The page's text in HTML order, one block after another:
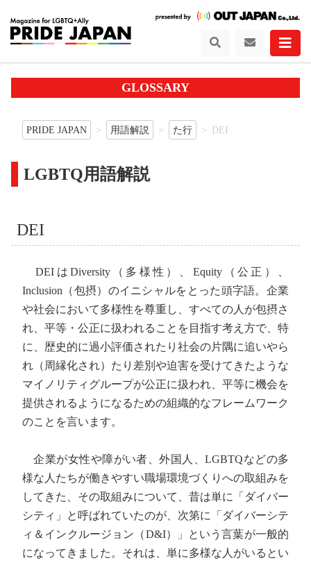
GLOSSARY
PRIDE JAPAN 用語解説 た行 DEI
LGBTQ用語解説
DEI
DEIはDiversity（多様性）、Equity（公正）、
Inclusion（包摂）のイニシャルをとった頭字語。企業
や社会において多様性を尊重し、すべての人が包摂さ
れ、平等・公正に扱われることを目指す考え方で、特
に、歴史的に過小評価されたり社会の片隅に追いやら
れ（周縁化され）たり差別や迫害を受けてきたような
マイノリティグループが公正に扱われ、平等に機会を
提供されるようになるための組織的なフレームワーク
のことを言います。
企業が女性や障がい者、外国人、LGBTQなどの多
様な人たちが働きやすい職場環境づくりへの取組みを
してきた、その取組みについて、昔は単に「ダイバー
シティ」と呼ばれていたのが、次第に「ダイバーシテ
ィ＆インクルージョン（D&I）」という言葉が一般的
になってきました。それは、単に多様な人がいるとい